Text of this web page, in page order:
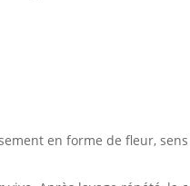
en forme de fleur,